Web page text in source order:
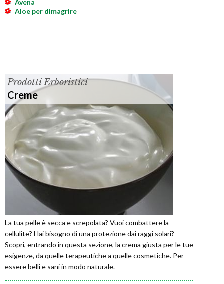
Avena
Aloe per dimagrire
Prodotti Erboristici
Creme
La tua pelle è secca e screpolata? Vuoi combattere la
cellulite? Hai bisogno di una protezione dai raggi solari?
Scopri, entrando in questa sezione, la crema giusta per le tue
esigenze, da quelle terapeutiche a quelle cosmetiche. Per
essere belli e sani in modo naturale.